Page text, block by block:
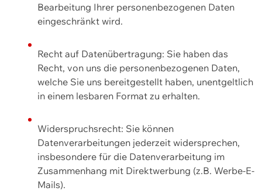
Bearbeitung Ihrer personenbezogenen Daten
eingeschränkt wird.
Recht auf Datenübertragung: Sie haben das
Recht, von uns die personenbezogenen Daten,
welche Sie uns bereitgestellt haben, unentgeltlich
in einem lesbaren Format zu erhalten.
Widerspruchsrecht: Sie können
Datenverarbeitungen jederzeit widersprechen,
insbesondere für die Datenverarbeitung im
Zusammenhang mit Direktwerbung (z.B. Werbe-E-
Mails).